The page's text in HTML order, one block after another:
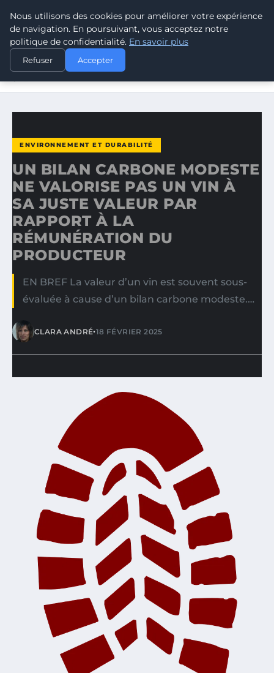
CLIMATE RESPONSE BLOG
ACCUEIL
ENVIRONNEMENT ET DURABILITÉ
UN BILAN CARBONE MODESTE NE VALORISE PAS UN VIN À
ENVIRONNEMENT ET DURABILITÉ
UN BILAN CARBONE MODESTE
NE VALORISE PAS UN VIN À
SA JUSTE VALEUR PAR
RAPPORT À LA
RÉMUNÉRATION DU
PRODUCTEUR
EN BREF La valeur d’un vin est souvent sous-
évaluée à cause d’un bilan carbone modeste.…
CLARA ANDRÉ•18 FÉVRIER 2025
Nous utilisons des cookies pour améliorer votre expérience
de navigation. En poursuivant, vous acceptez notre
politique de confidentialité. En savoir plus
Refuser Accepter